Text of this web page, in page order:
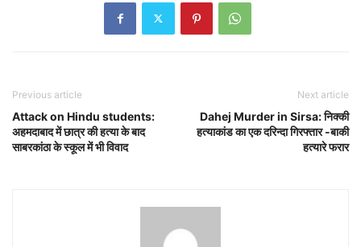
Previous article
Attack on Hindu students:
अहमदाबाद में छात्र की हत्या के बाद
साबरकांठा के स्कूल में भी विवाद
Next article
Dahej Murder in Sirsa: निक्की
हत्याकांड का एक दरिन्दा गिरफ्तार -बाकी
हत्यारे फरार